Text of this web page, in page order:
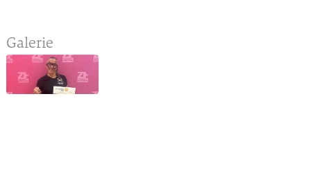
Galerie